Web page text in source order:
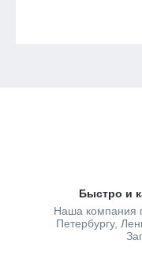
Быстро и
Наша компания
Петербургу,